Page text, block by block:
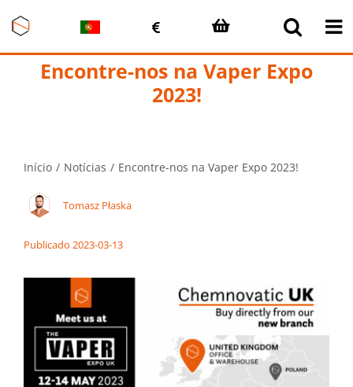
content
Encontre-nos na Vaper Expo
2023!
Início Notícias Encontre-nos na Vaper Expo 2023!
Tomasz Płaska
Publicado 2023-03-13